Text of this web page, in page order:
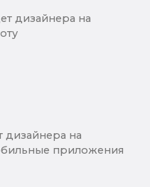
дизайнера на
дизайнера на
приложения